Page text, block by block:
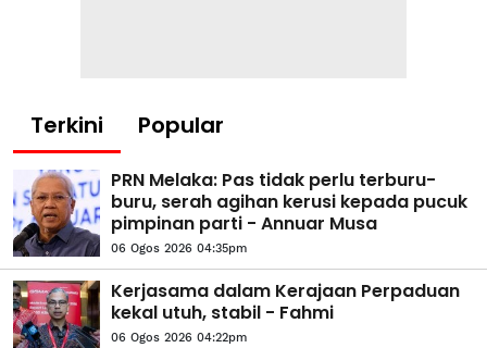
Terkini Popular
PRN Melaka: Pas tidak perlu terburu-
buru, serah agihan kerusi kepada pucuk
pimpinan parti - Annuar Musa
06 Ogos 2026 04:35pm
Kerjasama dalam Kerajaan Perpaduan
kekal utuh, stabil - Fahmi
06 Ogos 2026 04:22pm